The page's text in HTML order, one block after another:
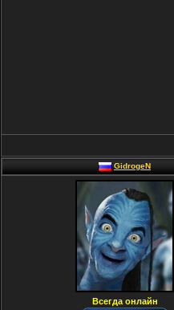
GidrogeN
Всегда онлайн